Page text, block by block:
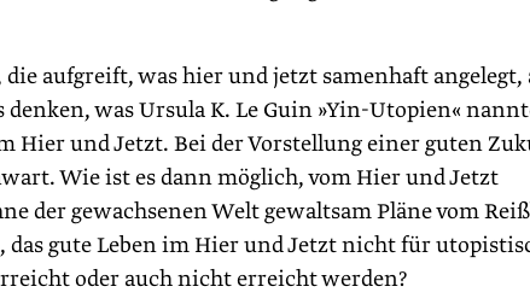
aufgreift, was hier und jetzt samenhaft angelegt,
was Ursula K. Le Guin »Yin-Utopien«
Hier und Jetzt. Bei der Vorstellung einer guten
Wie ist es dann möglich, vom Hier und Jetzt
der gewachsenen Welt gewaltsam Pläne vom
gute Leben im Hier und Jetzt nicht für
oder auch nicht erreicht werden?